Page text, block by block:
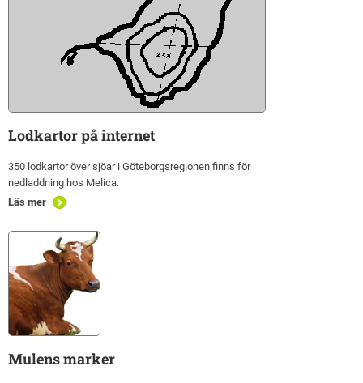
Lodkartor på internet
350 lodkartor över sjöar i Göteborgsregionen finns för
nedladdning hos Melica.
Läs mer
Mulens marker